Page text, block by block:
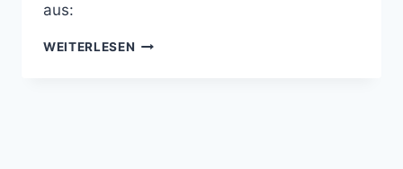
aus:
WEITERLESEN MUTTIS